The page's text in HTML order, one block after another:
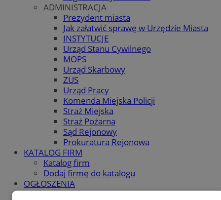
ADMINISTRACJA
Prezydent miasta
Jak załatwić sprawę w Urzędzie Miasta
INSTYTUCJE
Urząd Stanu Cywilnego
MOPS
Urząd Skarbowy
ZUS
Urząd Pracy
Komenda Miejska Policji
Straż Miejska
Straż Pożarna
Sąd Rejonowy
Prokuratura Rejonowa
KATALOG FIRM
Katalog firm
Dodaj firmę do katalogu
OGŁOSZENIA
OGŁOSZENIA